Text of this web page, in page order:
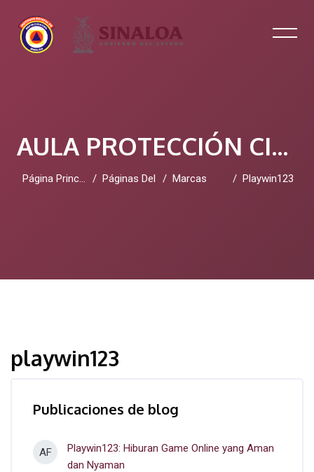
AULA PROTECCIÓN CIVIL SINALOA
Página Principal Páginas Del SitioMarcas Playwin123
playwin123
Publicaciones de blog
AF
Playwin123: Hiburan Game Online yang Aman
dan Nyaman